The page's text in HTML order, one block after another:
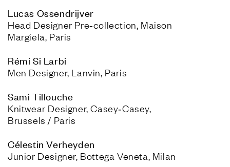
Head Designer Pre‑collection, Maison
Margiela, Paris
Men Designer, Lanvin, Paris
Knitwear Designer, Casey‑Casey,
Brussels / Paris
Junior Designer, Bottega Veneta, Milan